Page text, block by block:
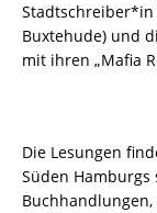
Stadtschreiber*in
Buxtehude) und
mit ihren „Mafia
Die Lesungen
Süden